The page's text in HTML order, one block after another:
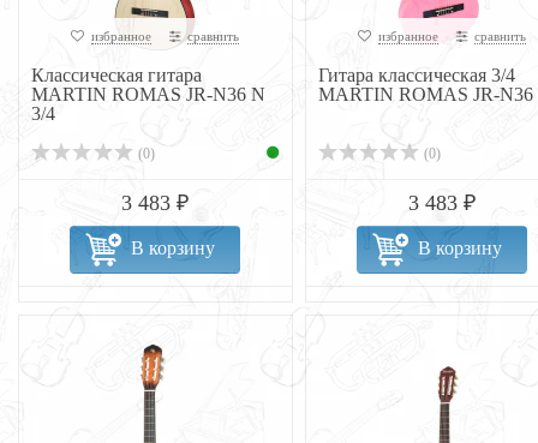
избранное сравнить
Классическая гитара
MARTIN ROMAS JR-N36 N
3/4
(0)
3 483 ₽
В корзину
избранное сравнить
Гитара классическая 3/4
MARTIN ROMAS JR-N36
(0)
3 483 ₽
В корзину